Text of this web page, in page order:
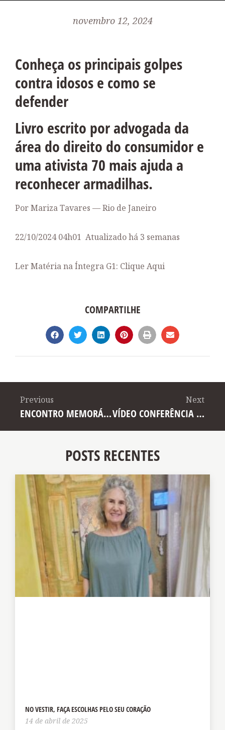
novembro 12, 2024
Conheça os principais golpes
contra idosos e como se
defender
Livro escrito por advogada da
área do direito do consumidor e
uma ativista 70 mais ajuda a
reconhecer armadilhas.
Por Mariza Tavares — Rio de Janeiro
22/10/2024 04h01 Atualizadohá 3 semanas
Ler Matéria na Íntegra G1: Clique Aqui
COMPARTILHE
Previous
ENCONTRO MEMORÁVEL
Next
VÍDEO CONFERÊNCIA SUELY TONARQUE
POSTS RECENTES
NO VESTIR, FAÇA ESCOLHAS PELO SEU CORAÇÃO
14 de abril de 2025